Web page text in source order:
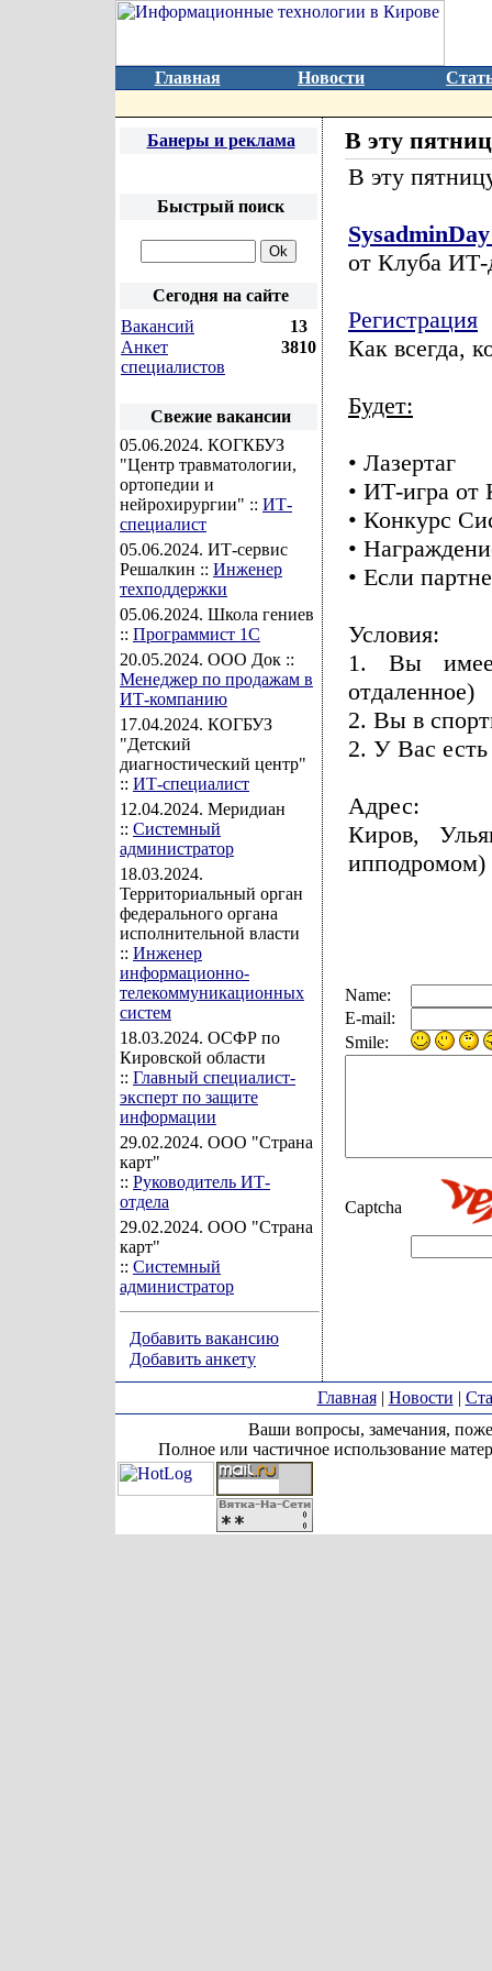
Главная Новости
Банеры и реклама
Быстрый поиск
Сегодня на сайте
Вакансий
13
Анкет
специалистов
3810
Свежие вакансии
05.06.2024. КОГКБУЗ
"Центр травматологии,
ортопедии и
нейрохирургии" :: ИТ-
специалист
05.06.2024. ИТ-сервис
Решалкин :: Инженер
техподдержки
05.06.2024. Школа гениев
:: Программист 1С
20.05.2024. ООО Док ::
Менеджер по продажам в
ИТ-компанию
17.04.2024. КОГБУЗ
"Детский
диагностический центр"
:: ИТ-специалист
12.04.2024. Меридиан
:: Системный
администратор
18.03.2024.
Территориальный орган
федерального органа
исполнительной власти
:: Инженер
информационно-
телекоммуникационных
систем
18.03.2024. ОСФР по
Кировской области
:: Главный специалист-
эксперт по защите
информации
29.02.2024. ООО "Страна
карт"
:: Руководитель ИТ-
отдела
29.02.2024. ООО "Страна
карт"
:: Системный
администратор
Добавить вакансию
Добавить анкету
В эту
В эту
от Клуба ИТ-
Регистрация
Как всегда,
Будет:
• Лазертаг
• ИТ-игра от
• Конкурс
•
• Если
Условия:
1. Вы
отдаленное)
2. Вы в
2. У Вас есть
Адрес:
Киров,
ипподромом)
Name:
E-mail:
Smile:
Captcha
Главная| Новости |
Ваши вопросы, замечания,
Полное или частичное использование